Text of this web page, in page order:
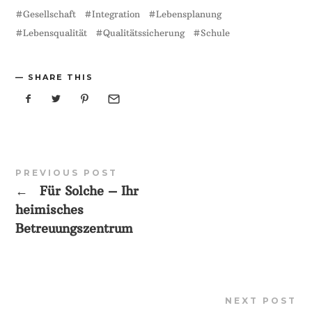
Gesellschaft Integration
Lebensplanung
Lebensqualität
Qualitätssicherung Schule
SHARE THIS
PREVIOUS POST
←
Für Solche – Ihr
heimisches
Betreuungszentrum
NEXT POST